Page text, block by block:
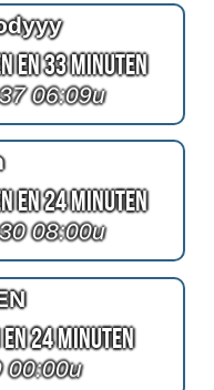
en 33 Minuten
06:09u
en 24 Minuten
08:00u
24 Minuten
00:00u